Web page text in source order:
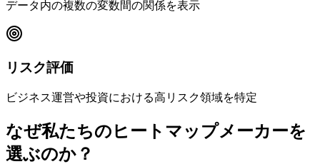
データ内の複数の変数間の関係を表示
リスク評価
ビジネス運営や投資における高リスク領域を特定
なぜ私たちのヒートマップメーカーを
選ぶのか？